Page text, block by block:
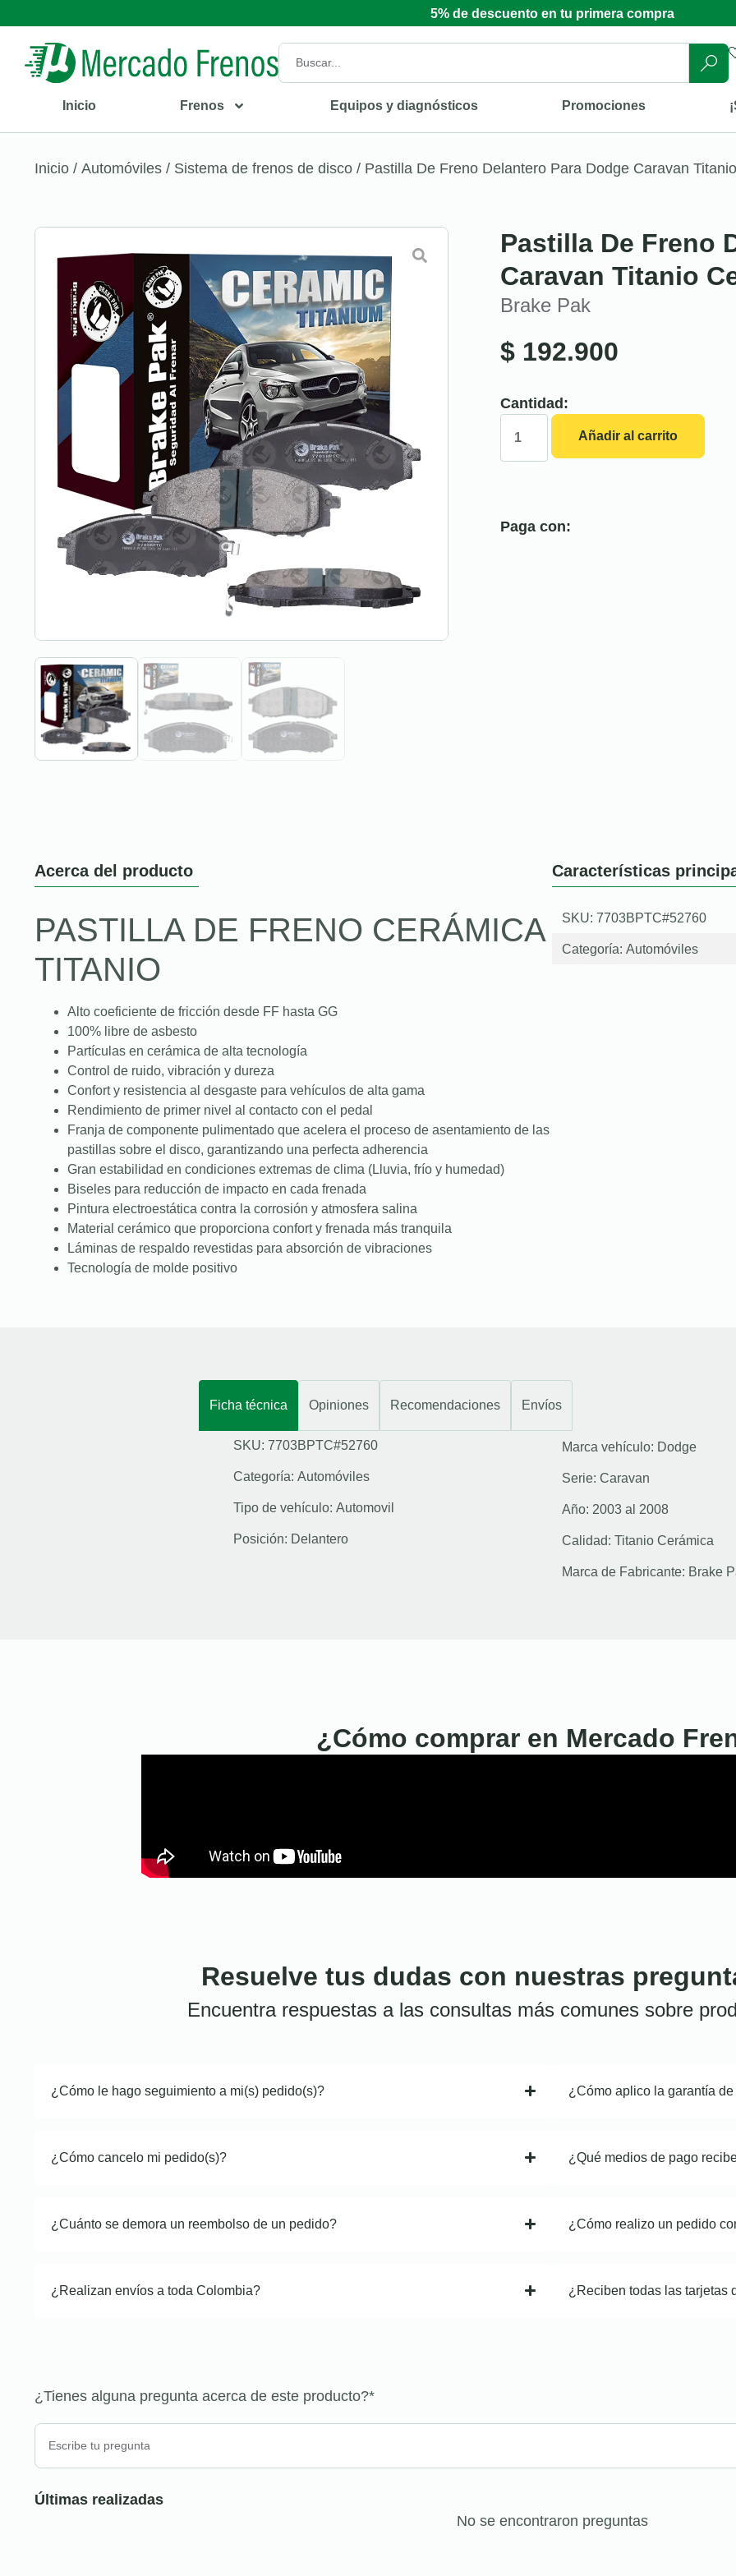
5% de descuento en tu primera compra
Inicio Frenos Equipos y diagnósticos Promociones
Inicio / Automóviles / Sistema de frenos de disco / Pastilla De Freno Delantero Para Dodge Caravan
Pastilla De Freno
Caravan Titanio
Brake Pak
$ 192.900
Cantidad:
Añadir al carrito
Paga con:
Acerca del producto
PASTILLA DE FRENO CERÁMICA
TITANIO
Alto coeficiente de fricción desde FF hasta GG
100% libre de asbesto
Partículas en cerámica de alta tecnología
Control de ruido, vibración y dureza
Confort y resistencia al desgaste para vehículos de alta gama
Rendimiento de primer nivel al contacto con el pedal
Franja de componente pulimentado que acelera el proceso de asentamiento de las
pastillas sobre el disco, garantizando una perfecta adherencia
Gran estabilidad en condiciones extremas de clima (Lluvia, frío y humedad)
Biseles para reducción de impacto en cada frenada
Pintura electroestática contra la corrosión y atmosfera salina
Material cerámico que proporciona confort y frenada más tranquila
Láminas de respaldo revestidas para absorción de vibraciones
Tecnología de molde positivo
Características
SKU: 7703BPTC#52760
Categoría: Automóviles
Ficha técnica Opiniones Recomendaciones Envíos
SKU: 7703BPTC#52760
Categoría: Automóviles
Tipo de vehículo: Automovil
Posición: Delantero
Marca vehículo: Dodge
Serie: Caravan
Año: 2003 al 2008
Calidad: Titanio Cerámica
Marca de Fabricante: Brake
¿Cómo comprar en Mercado
Resuelve tus dudas con nuestras
Encuentra respuestas a las consultas más comunes sobre
¿Cómo le hago seguimiento a mi(s) pedido(s)?
¿Cómo cancelo mi pedido(s)?
¿Cuánto se demora un reembolso de un pedido?
¿Realizan envíos a toda Colombia?
¿Cómo aplico la garantía
¿Qué medios de pago
¿Cómo realizo un pedido
¿Reciben todas las tarjetas
¿Tienes alguna pregunta acerca de este producto?*
Últimas realizadas
No se encontraron preguntas